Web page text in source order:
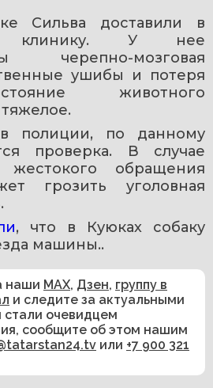
Сильва доставили в
клинику. У нее
черепно-мозговая
ушибы и потеря
животного
полиции, по данному
проверка. В случае
жестокого обращения
грозить уголовная
, что в Куюках собаку
машины..
наши MAX, Дзен, группу в
и следите за актуальными
стали очевидцем
сообщите об этом нашим
или +7 900 321